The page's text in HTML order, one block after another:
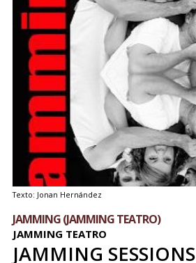
Texto: Jonan Hernández
JAMMING (JAMMING TEATRO)
JAMMING TEATRO
JAMMING SESSIONS